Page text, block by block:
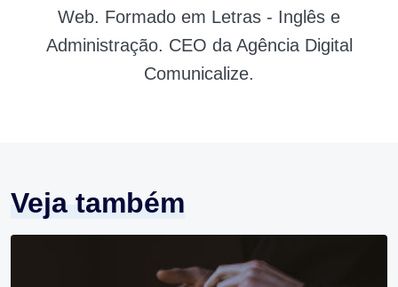
Web. Formado em Letras - Inglês e
Administração. CEO da Agência Digital
Comunicalize.
Veja também